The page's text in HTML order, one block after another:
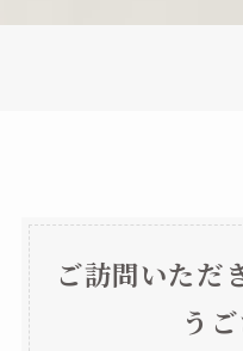
ご訪問いただ
う